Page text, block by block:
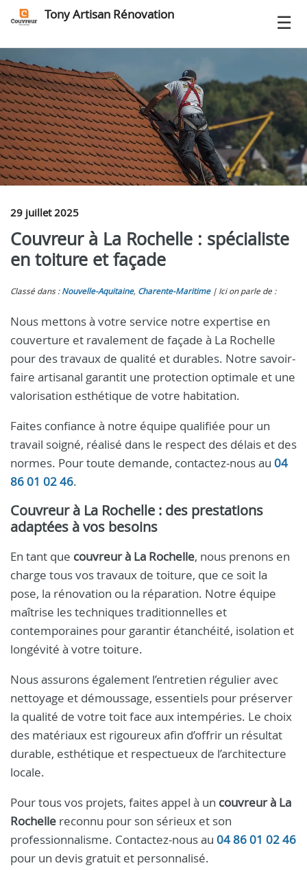
Tony Artisan Rénovation
29 juillet 2025
Couvreur à La Rochelle : spécialiste
en toiture et façade
Classé dans : Nouvelle-Aquitaine, Charente-Maritime Ici on parle de :
Nous mettons à votre service notre expertise en
couverture et ravalement de façade à La Rochelle
pour des travaux de qualité et durables. Notre savoir-
faire artisanal garantit une protection optimale et une
valorisation esthétique de votre habitation.
Faites confiance à notre équipe qualifiée pour un
travail soigné, réalisé dans le respect des délais et des
normes. Pour toute demande, contactez-nous au 04
86 01 02 46.
Couvreur à La Rochelle : des prestations
adaptées à vos besoins
En tant que couvreur à La Rochelle, nous prenons en
charge tous vos travaux de toiture, que ce soit la
pose, la rénovation ou la réparation. Notre équipe
maîtrise les techniques traditionnelles et
contemporaines pour garantir étanchéité, isolation et
longévité à votre toiture.
Nous assurons également l’entretien régulier avec
nettoyage et démoussage, essentiels pour préserver
la qualité de votre toit face aux intempéries. Le choix
des matériaux est rigoureux afin d’offrir un résultat
durable, esthétique et respectueux de l’architecture
locale.
Pour tous vos projets, faites appel à un couvreur à La
Rochelle reconnu pour son sérieux et son
professionnalisme. Contactez-nous au 04 86 01 02 46
pour un devis gratuit et personnalisé.